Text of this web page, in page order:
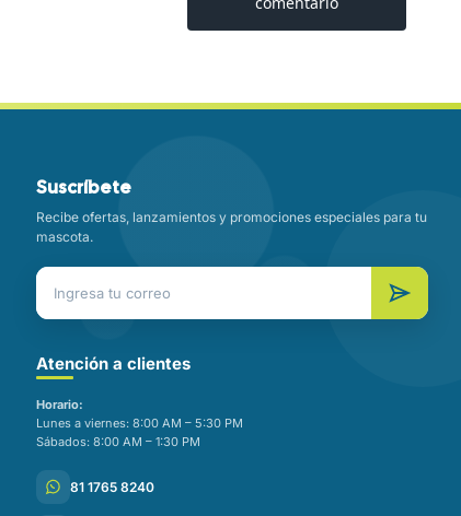
Suscríbete
Recibe ofertas, lanzamientos y promociones especiales para tu
mascota.
Atención a clientes
Horario:
Lunes a viernes: 8:00 AM – 5:30 PM
Sábados: 8:00 AM – 1:30 PM
81 1765 8240